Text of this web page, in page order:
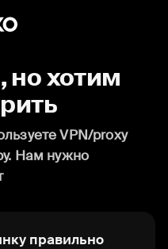
но хотим
VPN/proxy
Нам нужно
правильно